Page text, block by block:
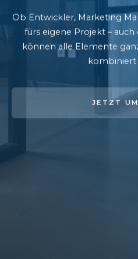
Ob Entwickler, Marketing
fürs eigene Projekt –
können alle Elemente
kombiniert
JETZT